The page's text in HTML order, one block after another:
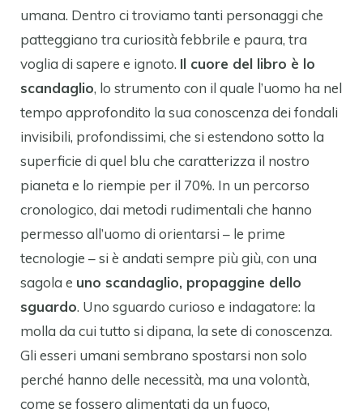
umana. Dentro ci troviamo tanti personaggi che
patteggiano tra curiosità febbrile e paura, tra
voglia di sapere e ignoto. Il cuore del libro è lo
scandaglio, lo strumento con il quale l’uomo ha nel
tempo approfondito la sua conoscenza dei fondali
invisibili, profondissimi, che si estendono sotto la
superficie di quel blu che caratterizza il nostro
pianeta e lo riempie per il 70%. In un percorso
cronologico, dai metodi rudimentali che hanno
permesso all’uomo di orientarsi – le prime
tecnologie – si è andati sempre più giù, con una
sagola e uno scandaglio, propaggine dello
sguardo. Uno sguardo curioso e indagatore: la
molla da cui tutto si dipana, la sete di conoscenza.
Gli esseri umani sembrano spostarsi non solo
perché hanno delle necessità, ma una volontà,
come se fossero alimentati da un fuoco,